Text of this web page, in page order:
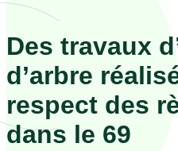
Des travaux
d’arbre
respect des
dans le 69